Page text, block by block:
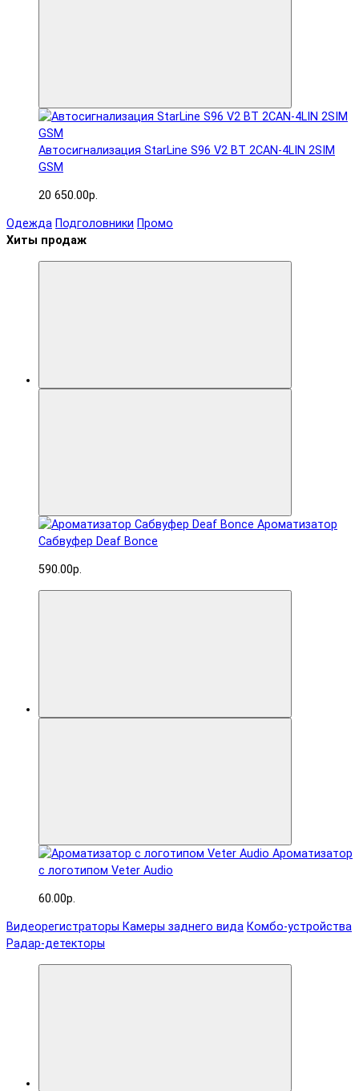
Автосигнализация StarLine S96 V2 BT 2CAN-4LIN 2SIM
GSM
20 650.00р.
Одежда Подголовники Промо
Хиты продаж
Ароматизатор
Сабвуфер Deaf Bonce
590.00р.
Ароматизатор
с логотипом Veter Audio
60.00р.
Видеорегистраторы Камеры заднего вида Комбо-устройства
Радар-детекторы